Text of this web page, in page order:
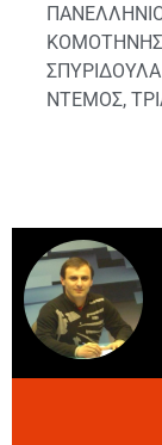
ΚΟΜΟΤΗΝΗΣ
ΝΤΕΜΟΣ,